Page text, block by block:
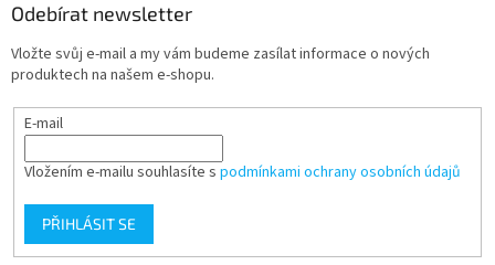
Odebírat newsletter
Vložte svůj e-mail a my vám budeme zasílat informace o nových
produktech na našem e-shopu.
E-mail
Vložením e-mailu souhlasíte s podmínkami ochrany osobních údajů
PŘIHLÁSIT SE